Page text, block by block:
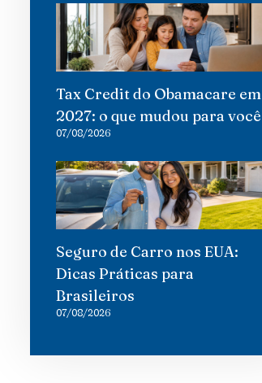
Tax Credit do Obamacare em
2027: o que mudou para você
07/08/2026
Seguro de Carro nos EUA:
Dicas Práticas para
Brasileiros
07/08/2026